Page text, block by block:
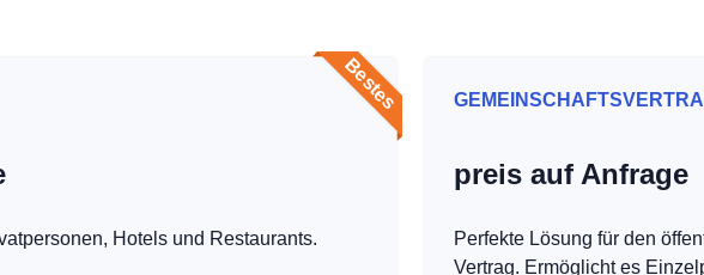
Bestes
Hotels und Restaurants.
preis auf Anfrage
Perfekte Lösung für den
Vertrag. Ermöglicht es